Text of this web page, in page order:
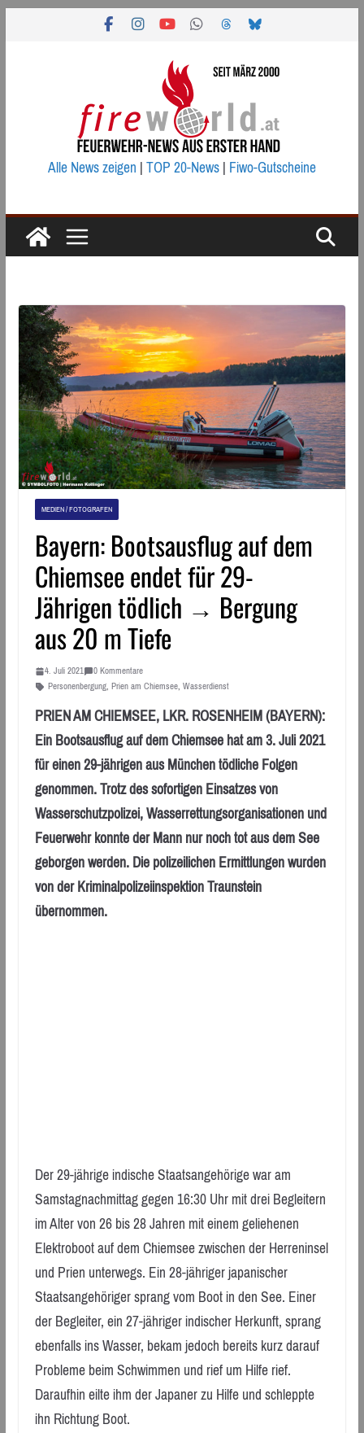
Alle News zeigen|TOP 20-News|Fiwo-Gutscheine
MEDIEN / FOTOGRAFEN
Bayern: Bootsausflug auf dem
Chiemsee endet für 29-
Jährigen tödlich → Bergung
aus 20 m Tiefe
4. Juli 2021
0 Kommentare
Personenbergung, Prien am Chiemsee, Wasserdienst
PRIEN AM CHIEMSEE, LKR. ROSENHEIM (BAYERN):
Ein Bootsausflug auf dem Chiemsee hat am 3. Juli 2021
für einen 29-jährigen aus München tödliche Folgen
genommen. Trotz des sofortigen Einsatzes von
Wasserschutzpolizei, Wasserrettungsorganisationen und
Feuerwehr konnte der Mann nur noch tot aus dem See
geborgen werden. Die polizeilichen Ermittlungen wurden
von der Kriminalpolizeiinspektion Traunstein
übernommen.
Der 29-jährige indische Staatsangehörige war am
Samstagnachmittag gegen 16:30 Uhr mit drei Begleitern
im Alter von 26 bis 28 Jahren mit einem geliehenen
Elektroboot auf dem Chiemsee zwischen der Herreninsel
und Prien unterwegs. Ein 28-jähriger japanischer
Staatsangehöriger sprang vom Boot in den See. Einer
der Begleiter, ein 27-jähriger indischer Herkunft, sprang
ebenfalls ins Wasser, bekam jedoch bereits kurz darauf
Probleme beim Schwimmen und rief um Hilfe rief.
Daraufhin eilte ihm der Japaner zu Hilfe und schleppte
ihn Richtung Boot.